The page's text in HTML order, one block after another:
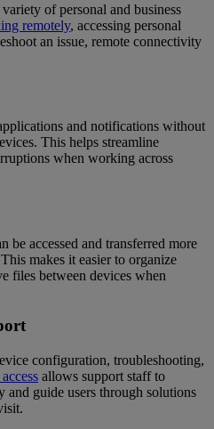
of personal and business
remotely, accessing personal
an issue, remote connectivity
and notifications without
This helps streamline
when working across
be accessed and transferred more
makes it easier to organize
files between devices when
configuration, troubleshooting,
allows support staff to
and guide users through solutions